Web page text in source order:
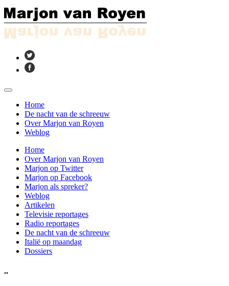
Home
De nacht van de schreeuw
Over Marjon van Royen
Weblog
Home
Over Marjon van Royen
Marjon op Twitter
Marjon op Facebook
Marjon als spreker?
Weblog
Artikelen
Televisie reportages
Radio reportages
De nacht van de schreeuw
Italië op maandag
Dossiers
..